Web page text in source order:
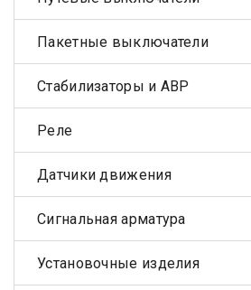
Пакетные выключатели
Стабилизаторы и АВР
Реле
Датчики движения
Сигнальная арматура
Установочные изделия